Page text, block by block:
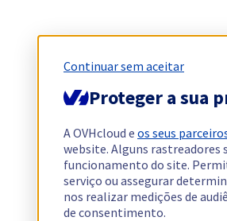
Continuar sem aceitar
Proteger a sua
A OVHcloud e os seus
website. Alguns rastreadores
funcionamento do site.
serviço ou assegurar
nos realizar medições de
de consentimento.